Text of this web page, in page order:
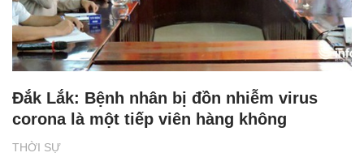
THỜI SỰ
Đắk Lắk: Bệnh nhân bị đồn nhiễm virus
corona là một tiếp viên hàng không